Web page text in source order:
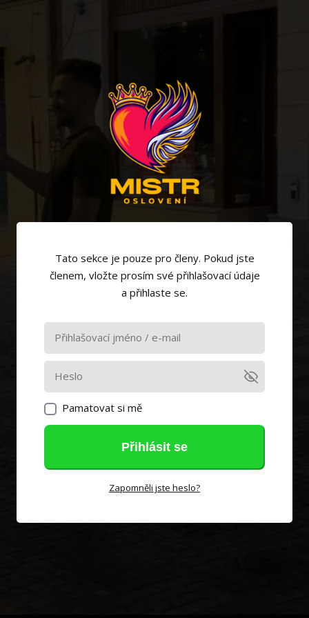
Tato sekce je pouze pro členy. Pokud jste
členem, vložte prosím své přihlašovací údaje
a přihlaste se.
Pamatovat si mě
Přihlásit se
Zapomněli jste heslo?